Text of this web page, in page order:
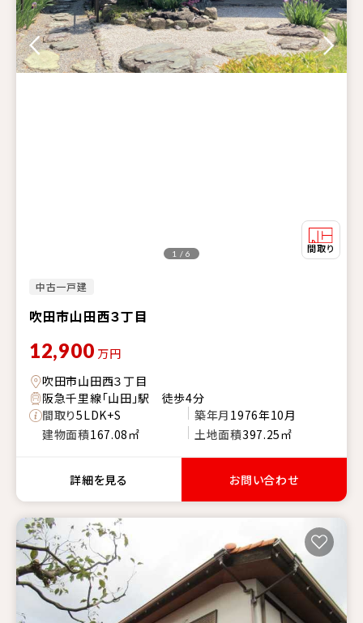
中古一戸建
吹田市山田西３丁目
1 / 6
12,900 万円
吹田市山田西３丁目
阪急千里線「山田」駅 徒歩4分
間取り5LDK+S 築年月 1976年10月
建物面積167.08㎡ 土地面積397.25㎡
詳細を見る お問い合わせ